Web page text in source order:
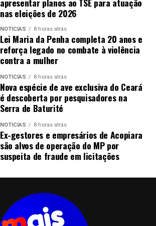
nas eleições de 2026
NOTICIAS 8 horas atrás
Lei Maria da Penha completa 20 anos e
reforça legado no combate à violência
contra a mulher
NOTICIAS 8 horas atrás
Nova espécie de ave exclusiva do Ceará
é descoberta por pesquisadores na
Serra de Baturité
NOTICIAS 8 horas atrás
Ex-gestores e empresários de Acopiara
são alvos de operação do MP por
suspeita de fraude em licitações